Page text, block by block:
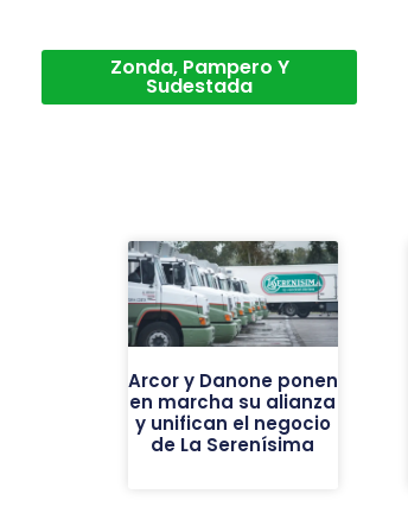
Zonda, Pampero Y
Sudestada
Arcor y Danone ponen
en marcha su alianza
y unifican el negocio
de La Serenísima